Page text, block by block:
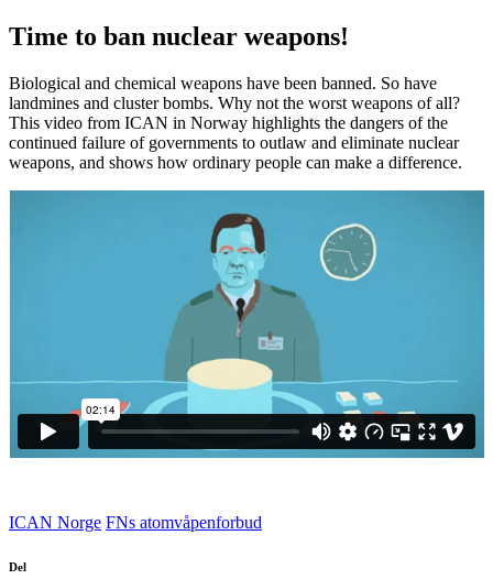
Time to ban nuclear weapons!
Biological and chemical weapons have been banned. So have
landmines and cluster bombs. Why not the worst weapons of all?
This video from ICAN in Norway highlights the dangers of the
continued failure of governments to outlaw and eliminate nuclear
weapons, and shows how ordinary people can make a difference.
ICAN Norge FNs atomvåpenforbud
Del